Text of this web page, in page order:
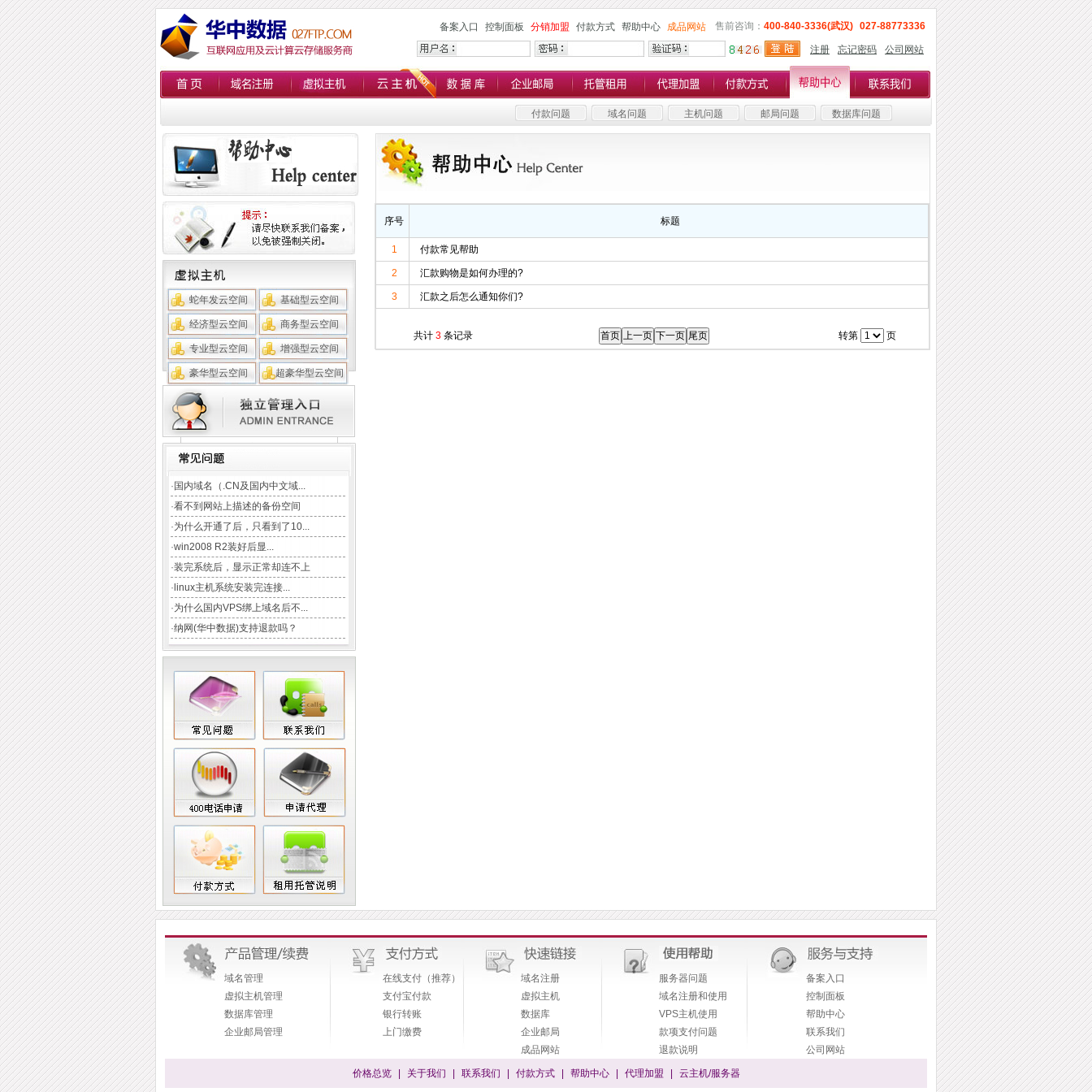
售前咨询： 400-840-3336(武汉) 027-88773336
备案入口 控制面板 分销加盟 付款方式 帮助中心
成品网站
注册
忘记密码 公司网站
付款问题 域名问题 主机问题 邮局问题 数据库问题
蛇年发云空间 基础型云空间
经济型云空间 商务型云空间
专业型云空间 增强型云空间
豪华型云空间 超豪华型云空间
TAG: 域名注册
· 国内域名（.CN及国内中文域...
·看不到网站上描述的备份空间
·为什么开通了后，只看到了10...
·win2008 R2装好后显...
·装完系统后，显示正常却连不上
· linux主机系统安装完连接...
·为什么国内VPS绑上域名后不...
·纳网(华中数据)支持退款吗？
序号 标题
1 付款常见帮助
2 汇款购物是如何办理的?
3 汇款之后怎么通知你们?
共计 3 条记录 转第 页
域名管理
虚拟主机管理
数据库管理
企业邮局管理
在线支付（推荐）
支付宝付款
银行转账
上门缴费
域名注册
虚拟主机
数据库
企业邮局
成品网站
服务器问题
域名注册和使用
VPS主机使用
款项支付问题
退款说明
备案入口
控制面板
帮助中心
联系我们
公司网站
价格总览 关于我们 联系我们 付款方式 帮助中心 代理加盟 云主机/服务器